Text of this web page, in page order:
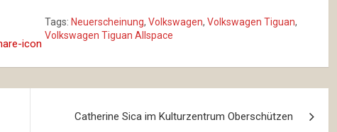
Tags: Neuerscheinung, Volkswagen, Volkswagen Tiguan,
Volkswagen Tiguan Allspace
Catherine Sica im Kulturzentrum Oberschützen